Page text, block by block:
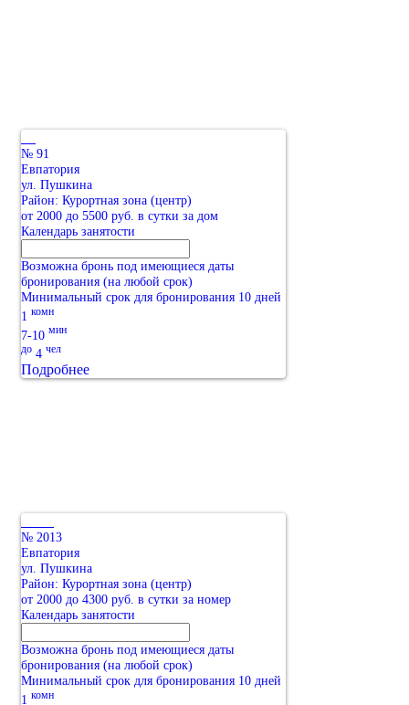
№ 91
Евпатория
ул. Пушкина
Район: Курортная зона (центр)
от 2000 до 5500 руб. в сутки за дом
Календарь занятости
Возможна бронь под имеющиеся даты
бронирования (на любой срок)
Минимальный срок для бронирования 10 дней
1 комн
7-10 мин
до 4 чел
Подробнее
№ 2013
Евпатория
ул. Пушкина
Район: Курортная зона (центр)
от 2000 до 4300 руб. в сутки за номер
Календарь занятости
Возможна бронь под имеющиеся даты
бронирования (на любой срок)
Минимальный срок для бронирования 10 дней
1 комн